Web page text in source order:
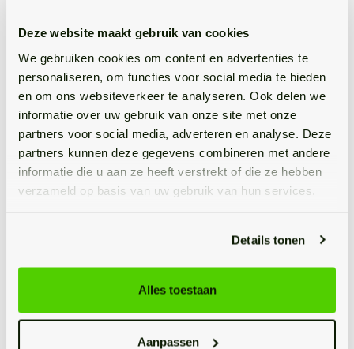
Deze website maakt gebruik van cookies
We gebruiken cookies om content en advertenties te
personaliseren, om functies voor social media te bieden
en om ons websiteverkeer te analyseren. Ook delen we
informatie over uw gebruik van onze site met onze
partners voor social media, adverteren en analyse. Deze
partners kunnen deze gegevens combineren met andere
informatie die u aan ze heeft verstrekt of die ze hebben
verzameld op basis van uw gebruik van hun services.
Details tonen
Alles toestaan
Aanpassen
sierbestrating, gazon, volwassen bomen en een
vijverpartij. Aan de achterzijde geniet je van vrij uitzicht
over de aangrenzende weilanden, een idyllische plek
waar rust en natuur samenkomen. Een tuinhuisje biedt
extra bergruimte, en dankzij de royale afmetingen van
het perceel is er altijd wel een zonnig plekje te vinden.
In het midden van de tuin is de wellnessruimte met infra
rood sauna (ter overname), relaxruimte en het ronde
ingebouwde buitenzwembad met kunststof vlonders.
Aan de achterzijde van de tuin in een overkapping met
ren hebben een fantastisch uitzicht over de landerijen.